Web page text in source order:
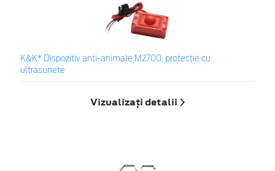
K&K* Dispozitiv anti-animale M2700, protecție cu
ultrasunete
Vizualizați detalii